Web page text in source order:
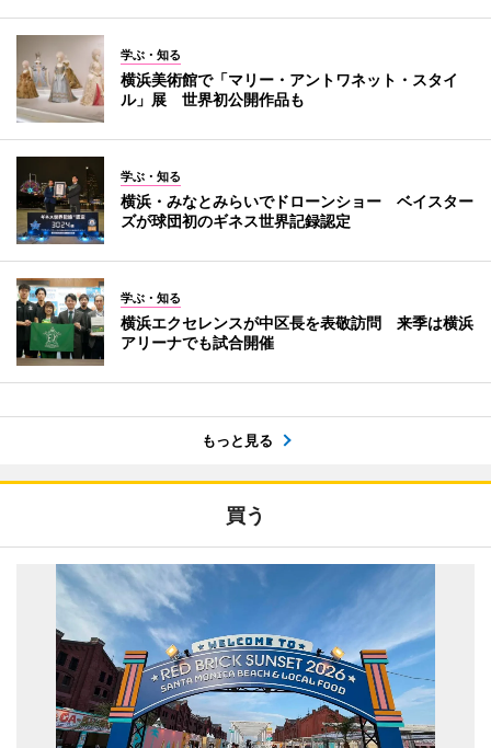
学ぶ・知る
横浜美術館で「マリー・アントワネット・スタイ
ル」展 世界初公開作品も
学ぶ・知る
横浜・みなとみらいでドローンショー ベイスター
ズが球団初のギネス世界記録認定
学ぶ・知る
横浜エクセレンスが中区長を表敬訪問 来季は横浜
アリーナでも試合開催
もっと見る
買う